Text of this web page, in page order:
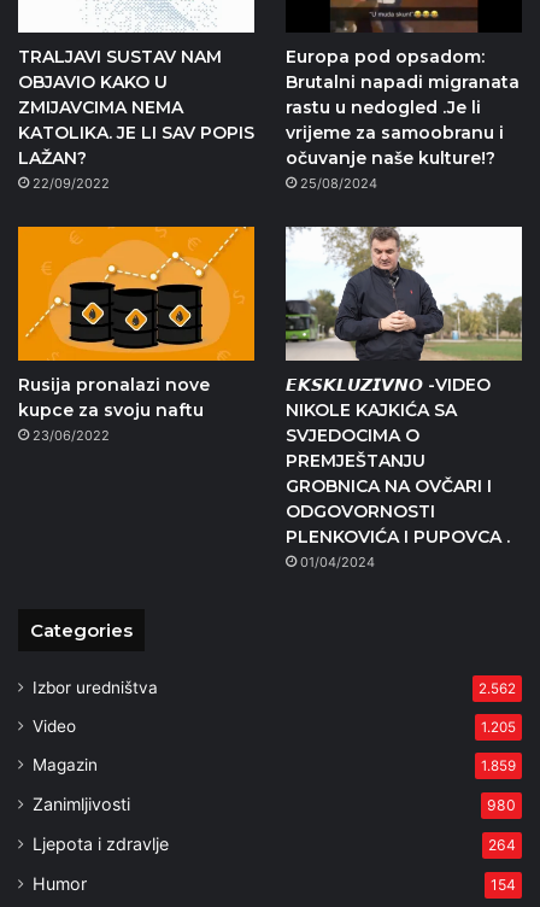
TRALJAVI SUSTAV NAM
OBJAVIO KAKO U
ZMIJAVCIMA NEMA
KATOLIKA. JE LI SAV POPIS
LAŽAN?
22/09/2022
Europa pod opsadom:
Brutalni napadi migranata
rastu u nedogled .Je li
vrijeme za samoobranu i
očuvanje naše kulture!?
25/08/2024
Rusija pronalazi nove
kupce za svoju naftu
23/06/2022
𝙀𝙆𝙎𝙆𝙇𝙐𝙕𝙄𝙑𝙉𝙊 -VIDEO
NIKOLE KAJKIĆA SA
SVJEDOCIMA O
PREMJEŠTANJU
GROBNICA NA OVČARI I
ODGOVORNOSTI
PLENKOVIĆA I PUPOVCA .
01/04/2024
Categories
Izbor uredništva 2.562
Video 1.205
Magazin 1.859
Zanimljivosti 980
Ljepota i zdravlje 264
Humor 154